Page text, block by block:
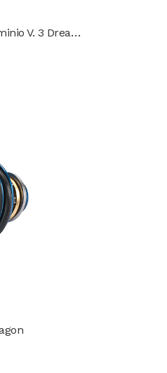
Cabeza de cilindro aluminio V. 3 Dream Army